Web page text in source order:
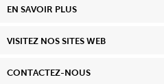
EN SAVOIR PLUS
VISITEZ NOS SITES WEB
CONTACTEZ-NOUS